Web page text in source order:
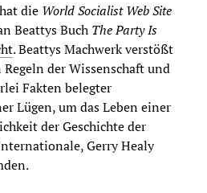
die World Socialist Web Site
Beattys Buch The Party Is
. Beattys Machwerk verstößt
der Wissenschaft und
Fakten belegter
Lügen, um das Leben einer
der Geschichte der
Gerry Healy